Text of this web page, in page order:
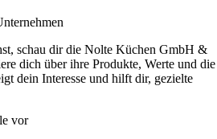
schau dir die Nolte Küchen GmbH &
dich über ihre Produkte, Werte und die
dein Interesse und hilft dir, gezielte
vor